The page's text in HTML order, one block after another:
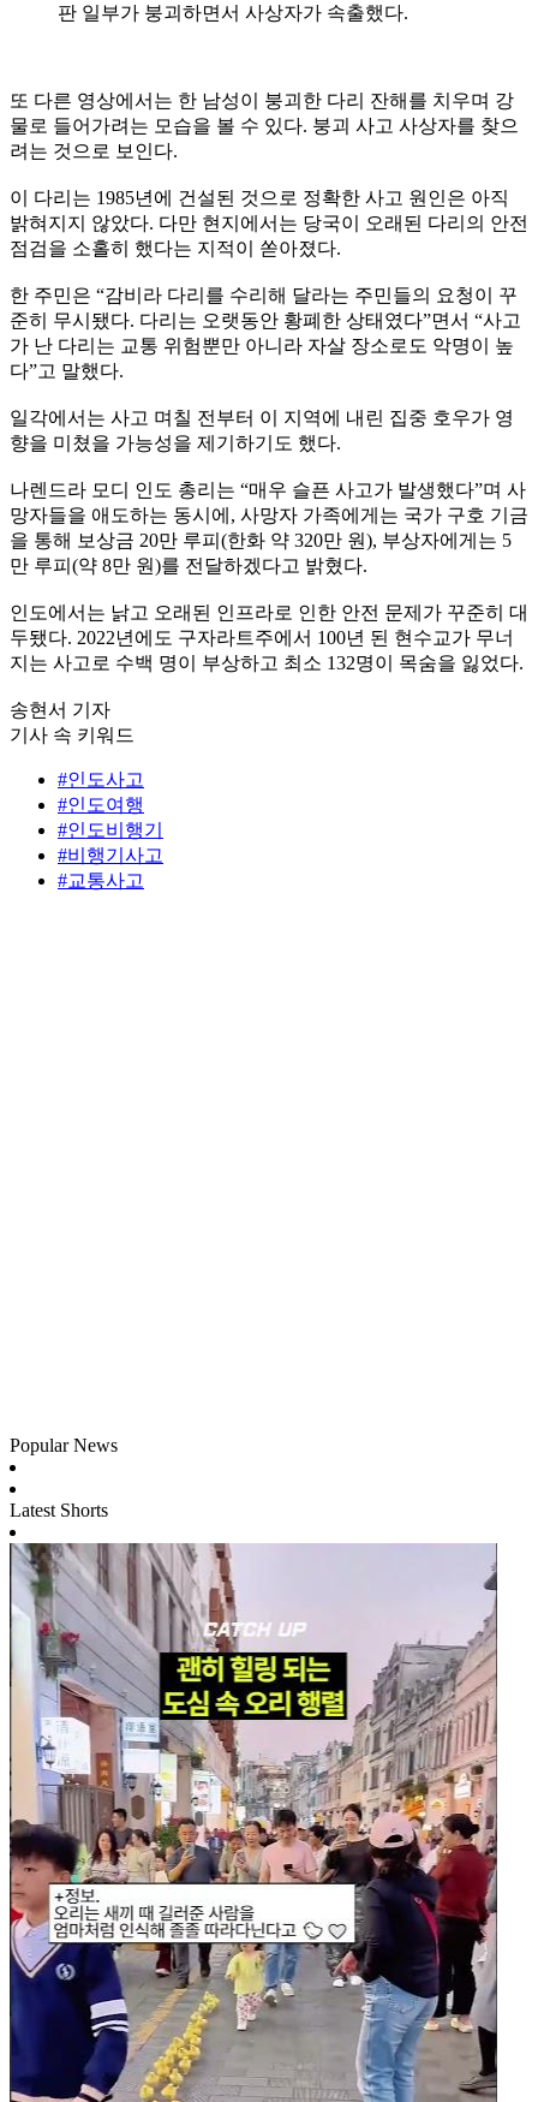
판 일부가 붕괴하면서 사상자가 속출했다.
또 다른 영상에서는 한 남성이 붕괴한 다리 잔해를 치우며 강
물로 들어가려는 모습을 볼 수 있다. 붕괴 사고 사상자를 찾으
려는 것으로 보인다.
이 다리는 1985년에 건설된 것으로 정확한 사고 원인은 아직
밝혀지지 않았다. 다만 현지에서는 당국이 오래된 다리의 안전
점검을 소홀히 했다는 지적이 쏟아졌다.
한 주민은 “감비라 다리를 수리해 달라는 주민들의 요청이 꾸
준히 무시됐다. 다리는 오랫동안 황폐한 상태였다”면서 “사고
가 난 다리는 교통 위험뿐만 아니라 자살 장소로도 악명이 높
다”고 말했다.
일각에서는 사고 며칠 전부터 이 지역에 내린 집중 호우가 영
향을 미쳤을 가능성을 제기하기도 했다.
나렌드라 모디 인도 총리는 “매우 슬픈 사고가 발생했다”며 사
망자들을 애도하는 동시에, 사망자 가족에게는 국가 구호 기금
을 통해 보상금 20만 루피(한화 약 320만 원), 부상자에게는 5
만 루피(약 8만 원)를 전달하겠다고 밝혔다.
인도에서는 낡고 오래된 인프라로 인한 안전 문제가 꾸준히 대
두됐다. 2022년에도 구자라트주에서 100년 된 현수교가 무너
지는 사고로 수백 명이 부상하고 최소 132명이 목숨을 잃었다.
송현서 기자
기사 속 키워드
#인도사고
#인도여행
#인도비행기
#비행기사고
#교통사고
Popular News
Latest Shorts